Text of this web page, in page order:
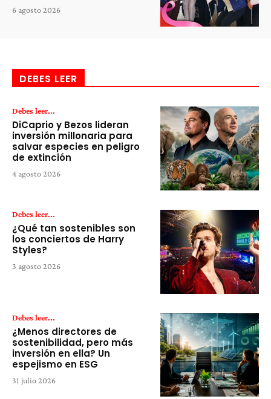
6 agosto 2026
DEBES LEER
Debes leer...
DiCaprio y Bezos lideran
inversión millonaria para
salvar especies en peligro
de extinción
4 agosto 2026
Debes leer...
¿Qué tan sostenibles son
los conciertos de Harry
Styles?
3 agosto 2026
Debes leer...
¿Menos directores de
sostenibilidad, pero más
inversión en ella? Un
espejismo en ESG
31 julio 2026